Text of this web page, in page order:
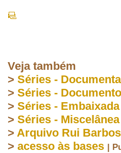
Veja também
> Séries -
> Séries -
> Séries -
> Séries - Miscelânea
> Arquivo Rui
> acesso às bases |